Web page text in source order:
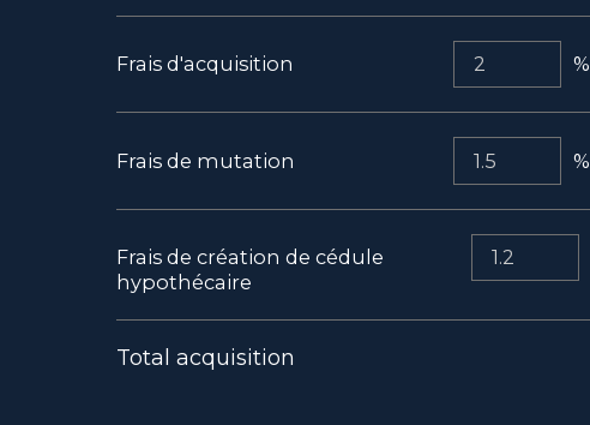
Frais d'acquisition %
Frais de mutation %
Frais de création de cédule
hypothécaire
Total acquisition